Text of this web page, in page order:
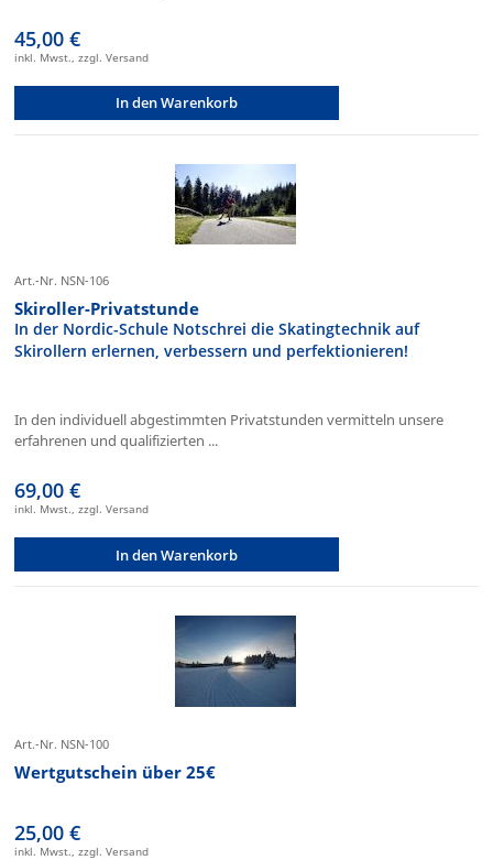
45,00 €
inkl. Mwst., zzgl. Versand
In den Warenkorb
Art.-Nr. NSN-106
Skiroller-Privatstunde
In der Nordic-Schule Notschrei die Skatingtechnik auf
Skirollern erlernen, verbessern und perfektionieren!
In den individuell abgestimmten Privatstunden vermitteln unsere
erfahrenen und qualifizierten ...
69,00 €
inkl. Mwst., zzgl. Versand
In den Warenkorb
Art.-Nr. NSN-100
Wertgutschein über 25€
25,00 €
inkl. Mwst., zzgl. Versand